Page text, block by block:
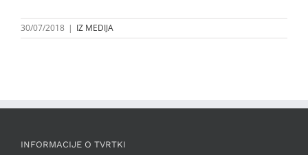
30/07/2018 | IZ MEDIJA
INFORMACIJE O TVRTKI